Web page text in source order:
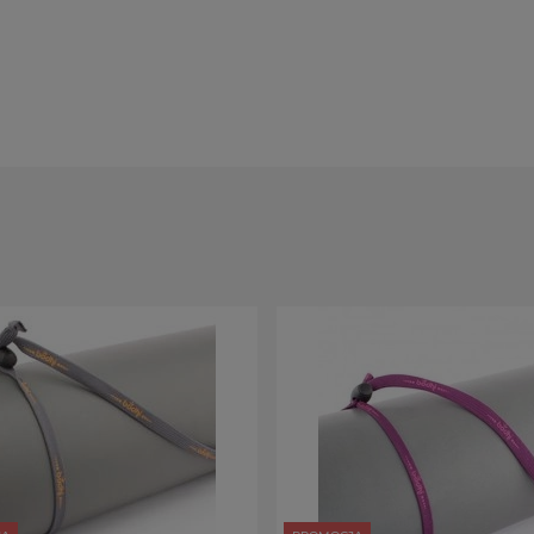
bardzo cienkich mat podróżnych)
zamiast pokrowca.